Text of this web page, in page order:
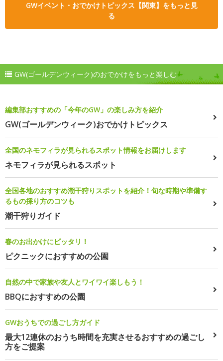
GWイベント・おでかけトピックス【関東】をもっと見
る
GW(ゴールデンウィーク)のおでかけをもっと楽しむ
編集部おすすめの「今年のGW」の楽しみ方を紹介
GW(ゴールデンウィーク)おでかけトピックス
全国のネモフィラが見られるスポット情報をお届けします
ネモフィラが見られるスポット
全国各地のおすすめ潮干狩りスポットを紹介！旬な時期や準備す
るもの採り方のコツも
潮干狩りガイド
春のお出かけにピッタリ！
ピクニックにおすすめの公園
自然の中で家族や友人とワイワイ楽しもう！
BBQにおすすめの公園
GWおうちでの過ごし方ガイド
最大12連休のおうち時間を充実させるおすすめの過ごし
方をご提案